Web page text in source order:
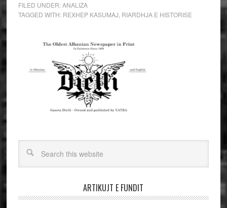
FILED UNDER:ANALIZA
TAGGED WITH: REXHEP KASUMAJ RIARDHJA E HISTORISE
ARTIKUJT E FUNDIT